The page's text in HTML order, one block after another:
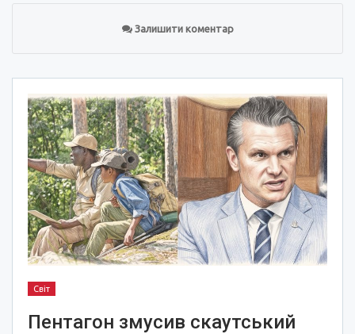
Залишити коментар
Світ
Пентагон змусив скаутський